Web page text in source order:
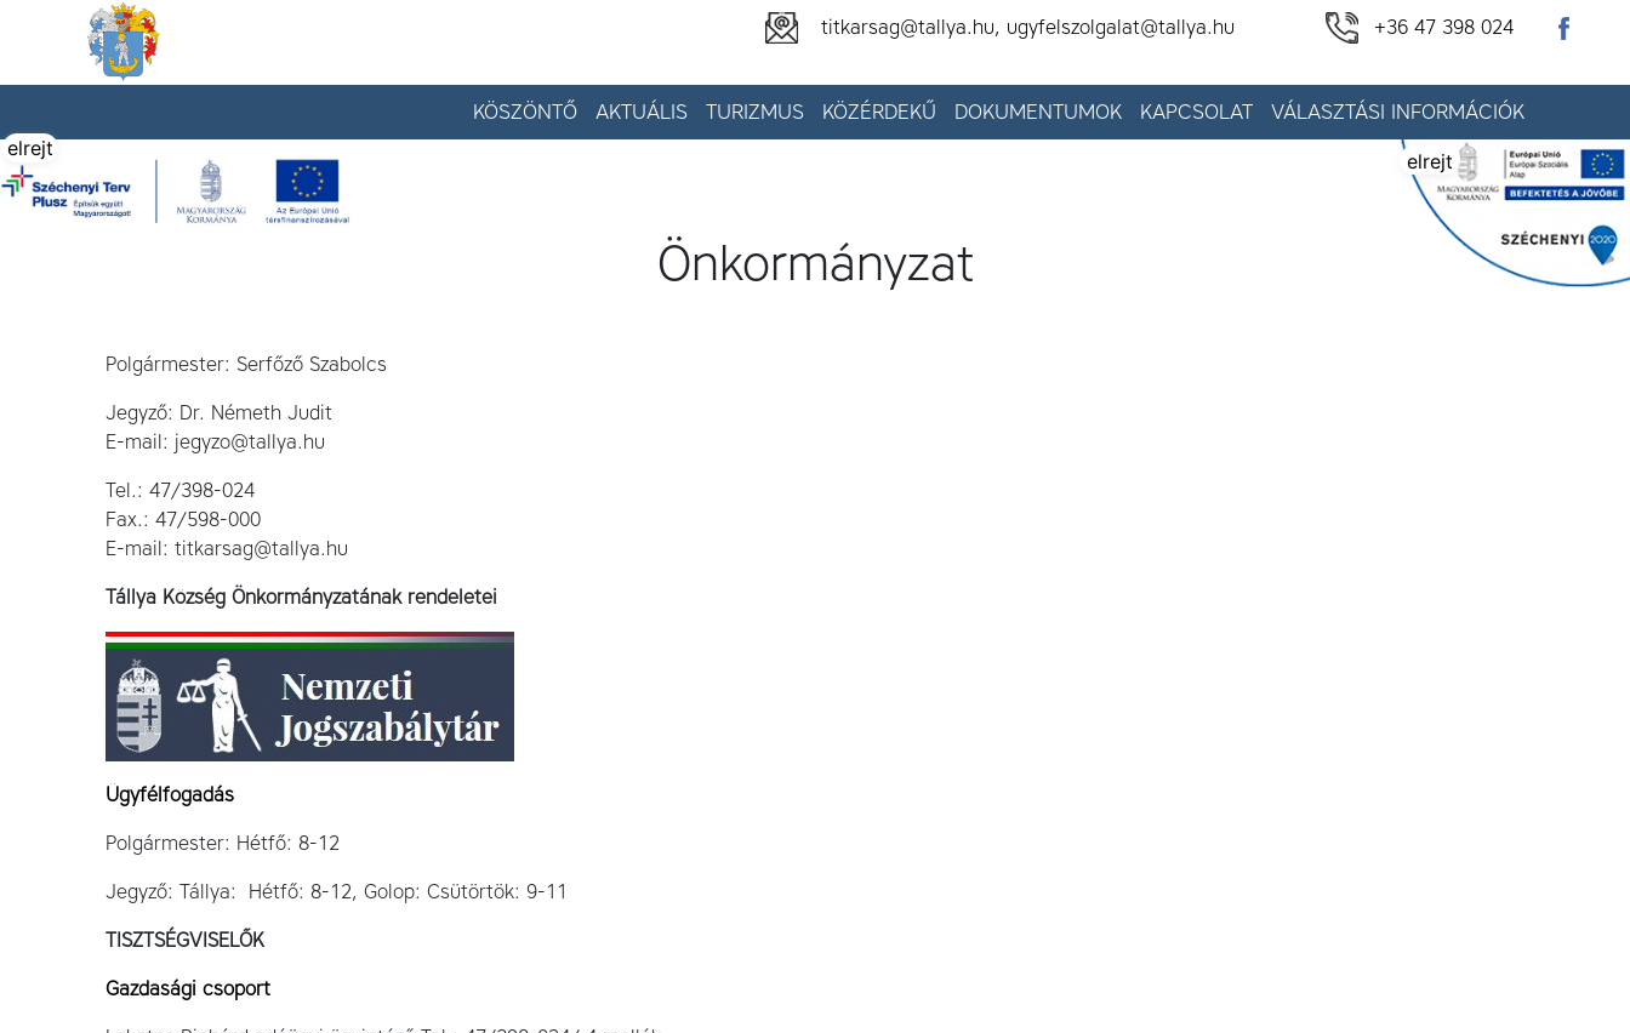
titkarsag@tallya.hu, ugyfelszolgalat@tallya.hu +36 47 398 024
KÖSZÖNTŐ AKTUÁLIS TURIZMUS KÖZÉRDEKŰ DOKUMENTUMOK KAPCSOLAT
VÁLASZTÁSI INFORMÁCIÓK
elrejt
elrejt
Önkormányzat
Polgármester: Serfőző Szabolcs
Jegyző: Dr. Németh Judit
E-mail: jegyzo@tallya.hu
Tel.: 47/398-024
Fax.: 47/598-000
E-mail: titkarsag@tallya.hu
Tállya Község Önkormányzatának rendeletei
Ügyfélfogadás
Polgármester: Hétfő: 8-12
Jegyző: Tállya: Hétfő: 8-12, Golop: Csütörtök: 9-11
TISZTSÉGVISELŐK
Gazdasági csoport